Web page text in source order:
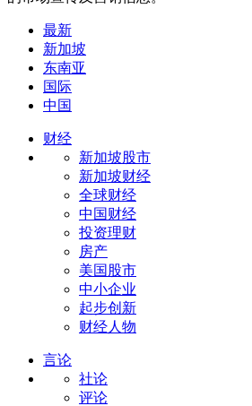
最新
新加坡
东南亚
国际
中国
财经
新加坡股市
新加坡财经
全球财经
中国财经
投资理财
房产
美国股市
中小企业
起步创新
财经人物
言论
社论
评论